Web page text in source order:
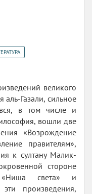
великого
аль-Газали, сильное
в том числе и
вошли две
«Возрождение
правителям»,
к султану Малик-
стороне
света» и
произведения,